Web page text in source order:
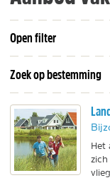
Open filter
Zoek op bestemming
Het
zich